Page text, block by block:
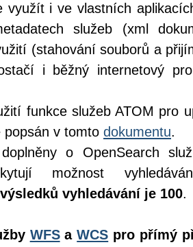
využít i ve vlastních
služeb (xml
(stahování souborů a
i běžný internetový
funkce služeb ATOM pro
popsán v tomto dokumentu.
o OpenSearch
možnost
vyhledávání je 100.
WFSaWCS pro přímý